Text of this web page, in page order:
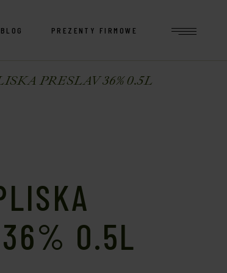
BLOG PREZENTY FIRMOWE
PRESLAV 36% 0.5L
36% 0.5L